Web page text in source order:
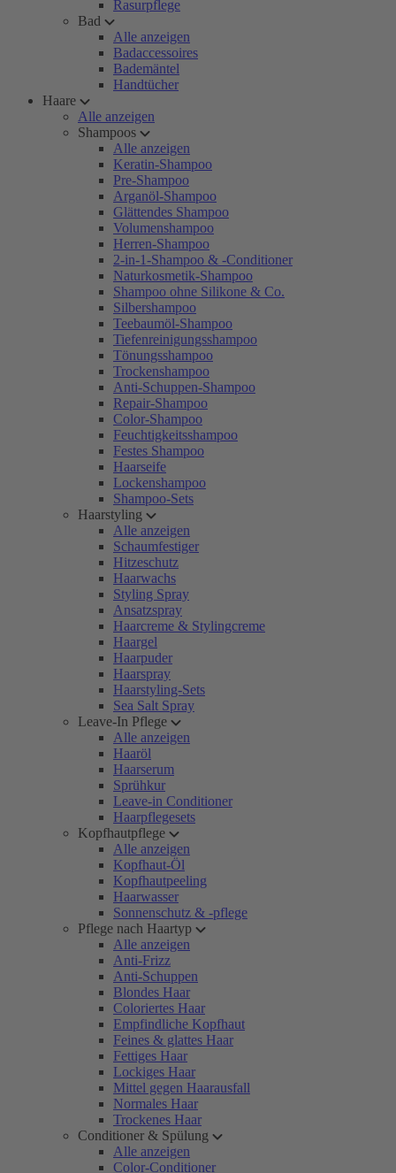
Rasurpflege
Bad
Alle anzeigen
Badaccessoires
Bademäntel
Handtücher
Haare
Alle anzeigen
Shampoos
Alle anzeigen
Keratin-Shampoo
Pre-Shampoo
Arganöl-Shampoo
Glättendes Shampoo
Volumenshampoo
Herren-Shampoo
2-in-1-Shampoo & -Conditioner
Naturkosmetik-Shampoo
Shampoo ohne Silikone & Co.
Silbershampoo
Teebaumöl-Shampoo
Tiefenreinigungsshampoo
Tönungsshampoo
Trockenshampoo
Anti-Schuppen-Shampoo
Repair-Shampoo
Color-Shampoo
Feuchtigkeitsshampoo
Festes Shampoo
Haarseife
Lockenshampoo
Shampoo-Sets
Haarstyling
Alle anzeigen
Schaumfestiger
Hitzeschutz
Haarwachs
Styling Spray
Ansatzspray
Haarcreme & Stylingcreme
Haargel
Haarpuder
Haarspray
Haarstyling-Sets
Sea Salt Spray
Leave-In Pflege
Alle anzeigen
Haaröl
Haarserum
Sprühkur
Leave-in Conditioner
Haarpflegesets
Kopfhautpflege
Alle anzeigen
Kopfhaut-Öl
Kopfhautpeeling
Haarwasser
Sonnenschutz & -pflege
Pflege nach Haartyp
Alle anzeigen
Anti-Frizz
Anti-Schuppen
Blondes Haar
Coloriertes Haar
Empfindliche Kopfhaut
Feines & glattes Haar
Fettiges Haar
Lockiges Haar
Mittel gegen Haarausfall
Normales Haar
Trockenes Haar
Conditioner & Spülung
Alle anzeigen
Color-Conditioner